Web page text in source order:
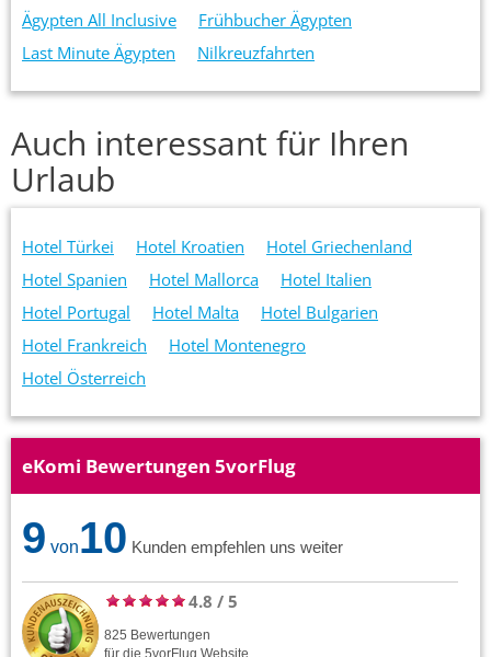
Ägypten All Inclusive
Frühbucher Ägypten
Last Minute Ägypten
Nilkreuzfahrten
Auch interessant für Ihren
Urlaub
Hotel Türkei Hotel Kroatien
Hotel Griechenland
Hotel Spanien
Hotel Mallorca
Hotel Italien
Hotel Portugal
Hotel Malta
Hotel Bulgarien
Hotel Frankreich
Hotel Montenegro
Hotel Österreich
eKomi Bewertungen 5vorFlug
9 von10 Kunden empfehlen uns weiter
4.8 / 5
825 Bewertungen